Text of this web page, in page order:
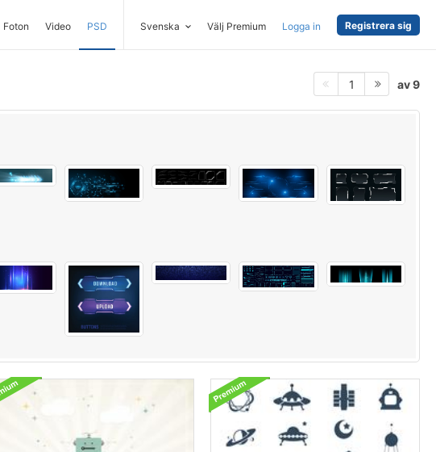
Foton Video PSD Svenska Välj Premium Logga in Registrera sig
1 av 9